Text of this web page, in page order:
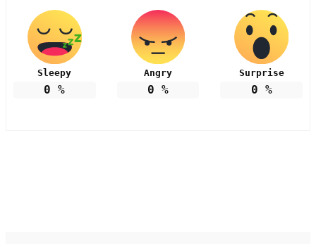
Sleepy
0 %
Angry
0 %
Surprise
0 %